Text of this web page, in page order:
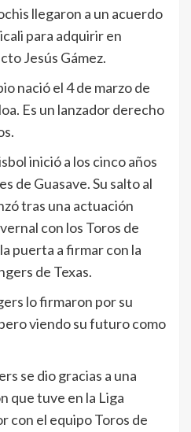
llegaron a un acuerdo
para adquirir en
Jesús Gámez.
nació el 4 de marzo de
Es un lanzador derecho
inició a los cinco años
de Guasave. Su salto al
tras una actuación
con los Toros de
puerta a firmar con la
de Texas.
lo firmaron por su
viendo su futuro como
se dio gracias a una
que tuve en la Liga
con el equipo Toros de